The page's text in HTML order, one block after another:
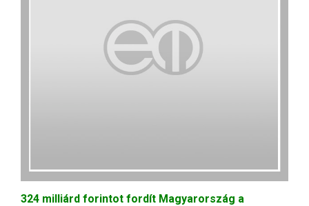
324 milliárd forintot fordít Magyarország a